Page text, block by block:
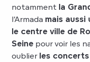
notamment la
l’Armada mais aussi
le centre ville de
Seine pour voir les
oublier les concerts